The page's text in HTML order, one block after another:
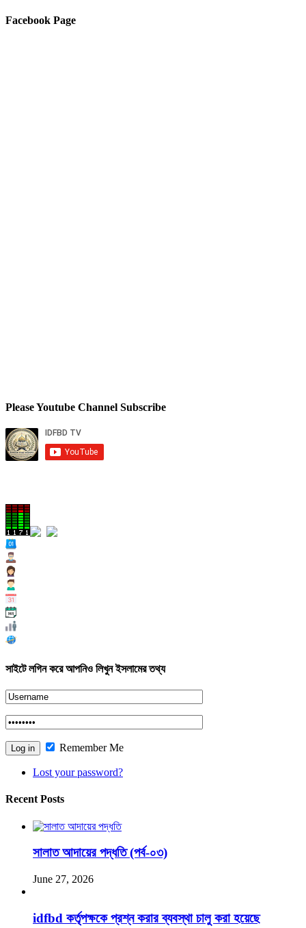
Facebook Page
Please Youtube Channel Subscribe
সাইটে লগিন করে আপনিও লিখুন ইসলামের তথ্য
Remember Me
Lost your password?
Recent Posts
সালাত আদায়ের পদ্ধতি (পর্ব-০৩)
June 27, 2026
idfbd কর্তৃপক্ষকে প্রশ্ন করার ব্যবস্থা চালু করা হয়েছে